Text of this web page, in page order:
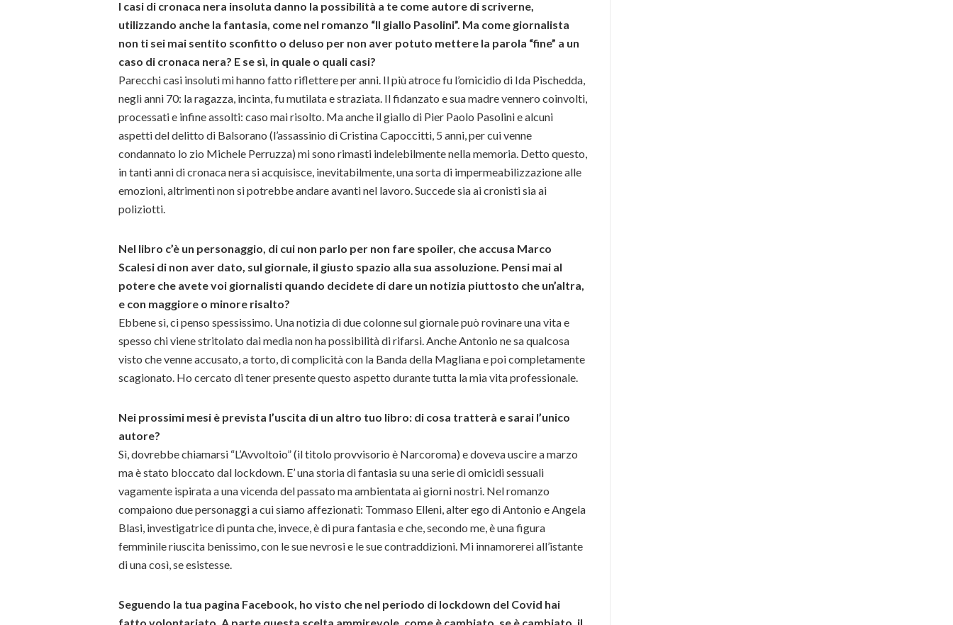
I casi di cronaca nera insoluta danno la possibilità a te come autore di scriverne,
utilizzando anche la fantasia, come nel romanzo “Il giallo Pasolini”. Ma come giornalista
non ti sei mai sentito sconfitto o deluso per non aver potuto mettere la parola “fine” a un
caso di cronaca nera? E se sì, in quale o quali casi?
Parecchi casi insoluti mi hanno fatto riflettere per anni. Il più atroce fu l’omicidio di Ida Pischedda,
negli anni 70: la ragazza, incinta, fu mutilata e straziata. Il fidanzato e sua madre vennero coinvolti,
processati e infine assolti: caso mai risolto. Ma anche il giallo di Pier Paolo Pasolini e alcuni
aspetti del delitto di Balsorano (l’assassinio di Cristina Capoccitti, 5 anni, per cui venne
condannato lo zio Michele Perruzza) mi sono rimasti indelebilmente nella memoria. Detto questo,
in tanti anni di cronaca nera si acquisisce, inevitabilmente, una sorta di impermeabilizzazione alle
emozioni, altrimenti non si potrebbe andare avanti nel lavoro. Succede sia ai cronisti sia ai
poliziotti.
Nel libro c’è un personaggio, di cui non parlo per non fare spoiler, che accusa Marco
Scalesi di non aver dato, sul giornale, il giusto spazio alla sua assoluzione. Pensi mai al
potere che avete voi giornalisti quando decidete di dare un notizia piuttosto che un’altra,
e con maggiore o minore risalto?
Ebbene sì, ci penso spessissimo. Una notizia di due colonne sul giornale può rovinare una vita e
spesso chi viene stritolato dai media non ha possibilità di rifarsi. Anche Antonio ne sa qualcosa
visto che venne accusato, a torto, di complicità con la Banda della Magliana e poi completamente
scagionato. Ho cercato di tener presente questo aspetto durante tutta la mia vita professionale.
Nei prossimi mesi è prevista l’uscita di un altro tuo libro: di cosa tratterà e sarai l’unico
autore?
Sì, dovrebbe chiamarsi “L’Avvoltoio” (il titolo provvisorio è Narcoroma) e doveva uscire a marzo
ma è stato bloccato dal lockdown. E’ una storia di fantasia su una serie di omicidi sessuali
vagamente ispirata a una vicenda del passato ma ambientata ai giorni nostri. Nel romanzo
compaiono due personaggi a cui siamo affezionati: Tommaso Elleni, alter ego di Antonio e Angela
Blasi, investigatrice di punta che, invece, è di pura fantasia e che, secondo me, è una figura
femminile riuscita benissimo, con le sue nevrosi e le sue contraddizioni. Mi innamorerei all’istante
di una così, se esistesse.
Seguendo la tua pagina Facebook, ho visto che nel periodo di lockdown del Covid hai